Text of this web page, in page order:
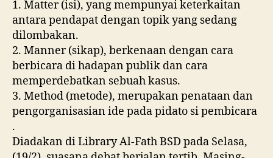
1. Matter (isi), yang mempunyai keterkaitan
antara pendapat dengan topik yang sedang
dilombakan.
2. Manner (sikap), berkenaan dengan cara
berbicara di hadapan publik dan cara
memperdebatkan sebuah kasus.
3. Method (metode), merupakan penataan dan
pengorganisasian ide pada pidato si pembicara
.
Diadakan di Library Al-Fath BSD pada Selasa,